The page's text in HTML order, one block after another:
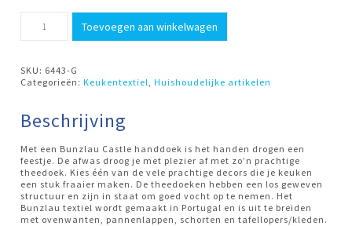
Hearts
aantal
Toevoegen aan winkelwagen
SKU: 6443-G
Categorieën:Keukentextiel ,Huishoudelijke artikelen
Beschrijving
Met een Bunzlau Castle handdoek is het handen drogen een
feestje. De afwas droog je met plezier af met zo’n prachtige
theedoek. Kies één van de vele prachtige decors die je keuken
een stuk fraaier maken. De theedoeken hebben een los geweven
structuur en zijn in staat om goed vocht op te nemen. Het
Bunzlau textiel wordt gemaakt in Portugal en is uit te breiden
met ovenwanten, pannenlappen, schorten en tafellopers/kleden.